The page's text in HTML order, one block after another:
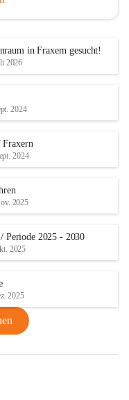
in Fraxern gesucht!
2026
2024
2024
2025
Periode 2025 - 2030
2025
2025